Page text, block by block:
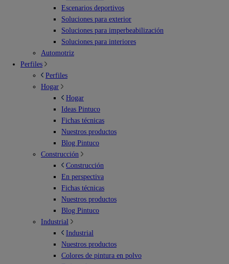
Escenarios deportivos
Soluciones para exterior
Soluciones para imperbeabilización
Soluciones para interiores
Automotriz
Perfiles
Perfiles
Hogar
Hogar
Ideas Pintuco
Fichas técnicas
Nuestros productos
Blog Pintuco
Construcción
Construcción
En perspectiva
Fichas técnicas
Nuestros productos
Blog Pintuco
Industrial
Industrial
Nuestros productos
Colores de pintura en polvo